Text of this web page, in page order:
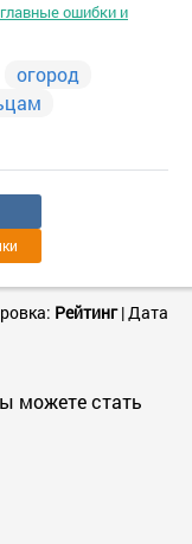
ошибки и
огород
Рейтинг|Дата
можете стать